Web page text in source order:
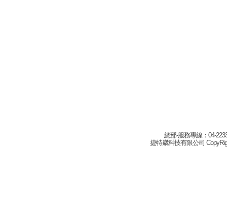
總部-服務專線：04-
捷特崴科技有限公司